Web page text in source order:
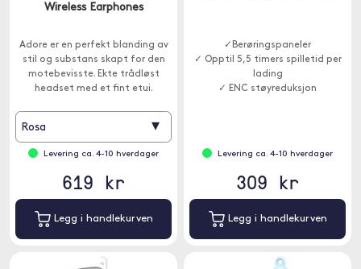
Wireless Earphones
Adore er en perfekt blanding av
stil og substans skapt for den
motebevisste. Ekte trådløst
headset med et fint etui.
Rosa ▾
Levering ca. 4-10 hverdager
619 kr
Legg i handlekurven
✓Berøringspaneler
✓ Opptil 5,5 timers spilletid per
lading
✓ ENC støyreduksjon
Levering ca. 4-10 hverdager
309 kr
Legg i handlekurven